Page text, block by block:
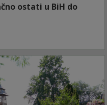
ostati u BiH do